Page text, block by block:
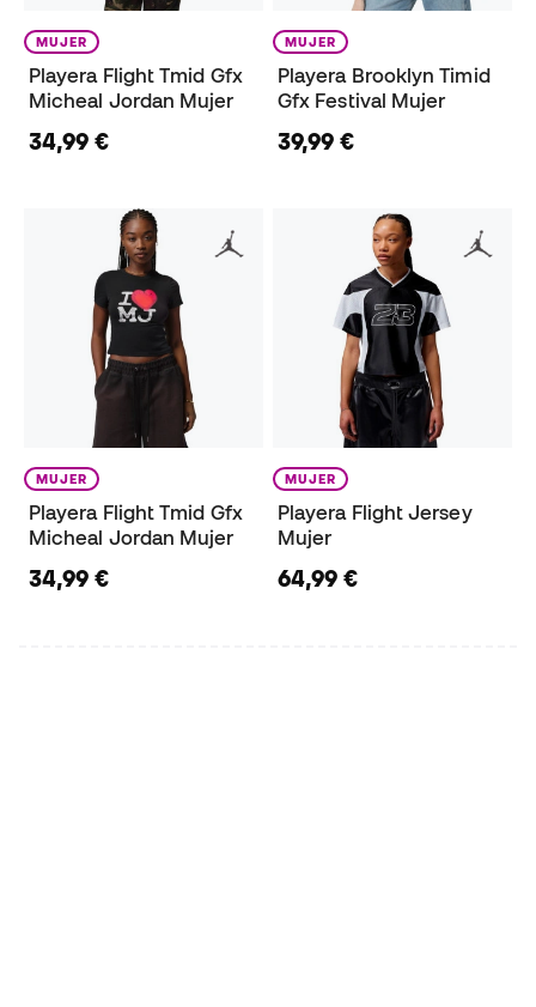
MUJER
Playera Flight Tmid Gfx
Micheal Jordan Mujer
34,99 €
MUJER
Playera Brooklyn Timid
Gfx Festival Mujer
39,99 €
MUJER
Playera Flight Tmid Gfx
Micheal Jordan Mujer
34,99 €
MUJER
Playera Flight Jersey
Mujer
64,99 €